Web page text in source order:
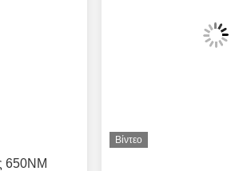
650NM
Βίντεο